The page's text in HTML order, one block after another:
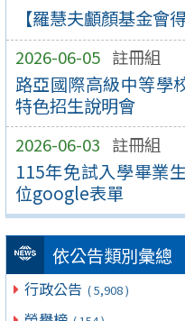
【羅慧夫顱顏基金會
2026-06-05 註冊組
路亞國際高級中等學
特色招生說明會
2026-06-03 註冊組
115年免試入學畢業
位google表單
依公告類別彙總
行政公告 ( 5,908 )